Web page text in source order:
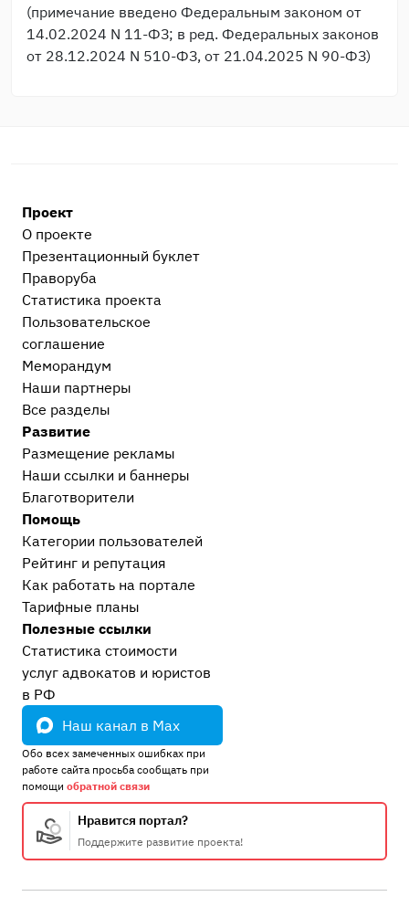
(примечание введено Федеральным законом от
14.02.2024 N 11-ФЗ; в ред. Федеральных законов
от 28.12.2024 N 510-ФЗ, от 21.04.2025 N 90-ФЗ)
Проект
О проекте
Презентационный букл​ет
Праворуба
Статистика проекта
Пользовательское
соглашение
Меморандум
Наши партнеры
Все разделы
Развитие
Размещение рекламы
Наши ссылки и баннеры
Благотворители
Помощь
Категории пользователей
Рейтинг и репутация
Как работать на портале
Тарифные планы
Полезные ссылки
Статистика стоимости
услуг адвокатов и юристов
в РФ
Наш канал в Max
Обо всех замеченных ошибках при
работе сайта просьба сообщать при
помощи обратной связи
Нравится портал?
Поддержите развитие проекта!